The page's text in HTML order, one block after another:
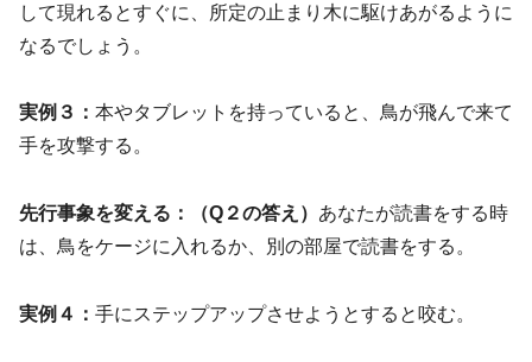
して現れるとすぐに、所定の止まり木に駆けあがるように
なるでしょう。
実例３： 本やタブレットを持っていると、鳥が飛んで来て
手を攻撃する。
先行事象を変える： （Q２の答え） あなたが読書をする時
は、鳥をケージに入れるか、別の部屋で読書をする。
実例４： 手にステップアップさせようとすると咬む。